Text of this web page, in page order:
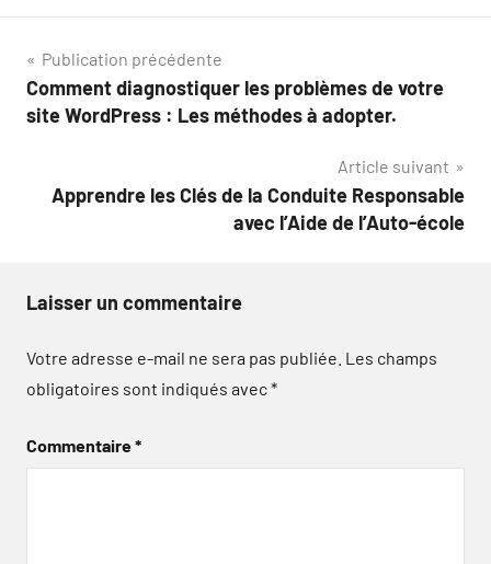
Navigation
de
Publication précédente
Comment diagnostiquer les problèmes de votre
site WordPress : Les méthodes à adopter.
Article suivant
Apprendre les Clés de la Conduite Responsable
avec l’Aide de l’Auto-école
Laisser un commentaire
Votre adresse e-mail ne sera pas publiée. Les champs
obligatoires sont indiqués avec*
Commentaire*